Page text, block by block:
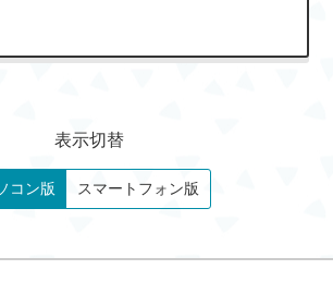
表示切替
コン版 スマートフォン版